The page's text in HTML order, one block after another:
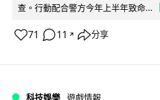
查。行動配合警方今年上半年致命...
71 11 ↗ 分享
科技娛樂 遊戲情報